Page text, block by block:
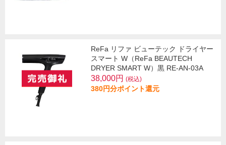
ReFa リファ ビューテック ドライヤー
スマート W（ReFa BEAUTECH
DRYER SMART W）黒 RE-AN-03A
38,000円 (税込)
380円分ポイント還元